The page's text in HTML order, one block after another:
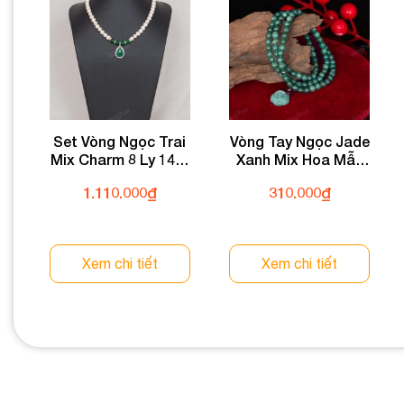
Set Vòng Ngọc Trai
Mix Charm 8 Ly 146-
1.110.000₫
Xem chi tiết
Vòng Tay Ngọc Jade
Xanh Mix Hoa Mẫu
Ly 080-050V06-6
310.000₫
Xem chi tiết